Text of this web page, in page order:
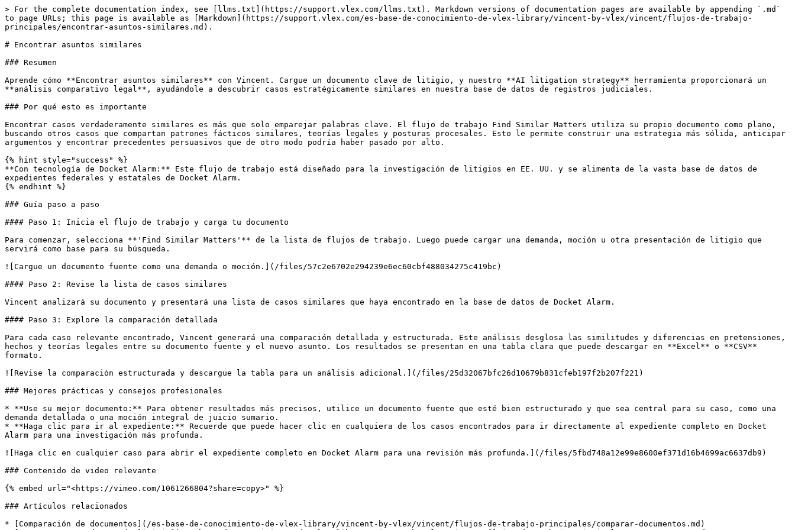
> For the complete documentation index, see [llms.txt](https://support.vlex.com/llms.txt). Markdown versions of documentation pages are available by appending `.md`
to page URLs; this page is available as [Markdown](https://support.vlex.com/es-base-de-conocimiento-de-vlex-library/vincent-by-vlex/vincent/flujos-de-trabajo-
principales/encontrar-asuntos-similares.md).
# Encontrar asuntos similares
### Resumen
Aprende cómo **Encontrar asuntos similares** con Vincent. Cargue un documento clave de litigio, y nuestro **AI litigation strategy** herramienta proporcionará un
**análisis comparativo legal**, ayudándole a descubrir casos estratégicamente similares en nuestra base de datos de registros judiciales.
### Por qué esto es importante
Encontrar casos verdaderamente similares es más que solo emparejar palabras clave. El flujo de trabajo Find Similar Matters utiliza su propio documento como plano,
buscando otros casos que compartan patrones fácticos similares, teorías legales y posturas procesales. Esto le permite construir una estrategia más sólida, anticipar
argumentos y encontrar precedentes persuasivos que de otro modo podría haber pasado por alto.
{% hint style="success" %}
**Con tecnología de Docket Alarm:** Este flujo de trabajo está diseñado para la investigación de litigios en EE. UU. y se alimenta de la vasta base de datos de
expedientes federales y estatales de Docket Alarm.
{% endhint %}
### Guía paso a paso
#### Paso 1: Inicia el flujo de trabajo y carga tu documento
Para comenzar, selecciona **'Find Similar Matters'** de la lista de flujos de trabajo. Luego puede cargar una demanda, moción u otra presentación de litigio que
servirá como base para su búsqueda.
![Cargue un documento fuente como una demanda o moción.](/files/57c2e6702e294239e6ec60cbf488034275c419bc)
#### Paso 2: Revise la lista de casos similares
Vincent analizará su documento y presentará una lista de casos similares que haya encontrado en la base de datos de Docket Alarm.
#### Paso 3: Explore la comparación detallada
Para cada caso relevante encontrado, Vincent generará una comparación detallada y estructurada. Este análisis desglosa las similitudes y diferencias en pretensiones,
hechos y teorías legales entre su documento fuente y el nuevo asunto. Los resultados se presentan en una tabla clara que puede descargar en **Excel** o **CSV**
formato.
![Revise la comparación estructurada y descargue la tabla para un análisis adicional.](/files/25d32067bfc26d10679b831cfeb197f2b207f221)
### Mejores prácticas y consejos profesionales
* **Use su mejor documento:** Para obtener resultados más precisos, utilice un documento fuente que esté bien estructurado y que sea central para su caso, como una
demanda detallada o una moción integral de juicio sumario.
* **Haga clic para ir al expediente:** Recuerde que puede hacer clic en cualquiera de los casos encontrados para ir directamente al expediente completo en Docket
Alarm para una investigación más profunda.
![Haga clic en cualquier caso para abrir el expediente completo en Docket Alarm para una revisión más profunda.](/files/5fbd748a12e99e8600ef371d16b4699ac6637db9)
### Contenido de video relevante
{% embed url="<https://vimeo.com/1061266804?share=copy>" %}
### Artículos relacionados
* [Comparación de documentos](/es-base-de-conocimiento-de-vlex-library/vincent-by-vlex/vincent/flujos-de-trabajo-principales/comparar-documentos.md)